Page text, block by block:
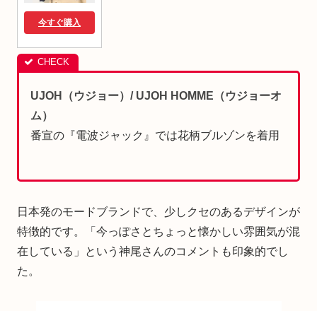
今すぐ購入
UJOH（ウジョー）/ UJOH HOMME（ウジョーオ
ム）
番宣の『電波ジャック』では花柄ブルゾンを着用
日本発のモードブランドで、少しクセのあるデザインが
特徴的です。「今っぽさとちょっと懐かしい雰囲気が混
在している」という神尾さんのコメントも印象的でし
た。